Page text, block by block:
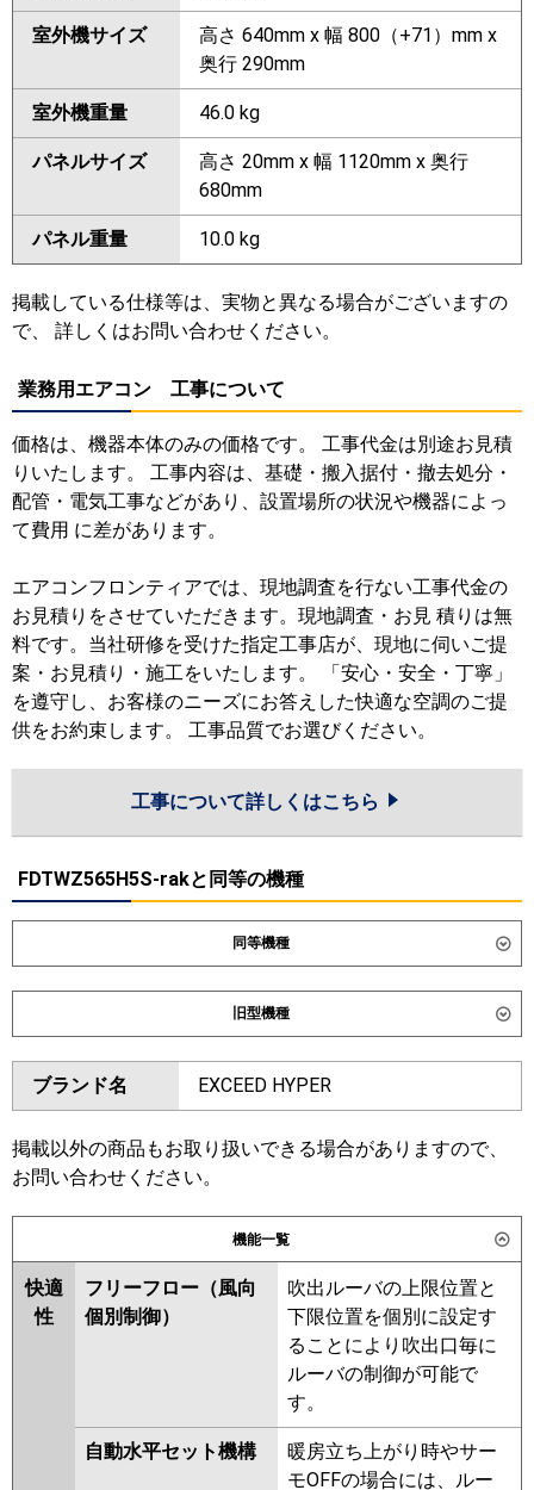
室外機サイズ
高さ 640mm x 幅 800（+71）mm x
奥行 290mm
室外機重量 46.0 kg
パネルサイズ
高さ 20mm x 幅 1120mm x 奥行
680mm
パネル重量 10.0 kg
掲載している仕様等は、実物と異なる場合がございますの
で、 詳しくはお問い合わせください。
業務用エアコン 工事について
価格は、機器本体のみの価格です。 工事代金は別途お見積
りいたします。 工事内容は、基礎・搬入据付・撤去処分・
配管・電気工事などがあり、設置場所の状況や機器によっ
て費用 に差があります。
エアコンフロンティアでは、現地調査を行ない工事代金の
お見積りをさせていただきます。現地調査・お見 積りは無
料です。当社研修を受けた指定工事店が、現地に伺いご提
案・お見積り・施工をいたします。 「安心・安全・丁寧」
を遵守し、お客様のニーズにお答えした快適な空調のご提
供をお約束します。 工事品質でお選びください。
工事について詳しくはこちら
FDTWZ565H5S-rakと同等の機種
同等機種
ダイキン SSRG56DNT SSRG56DT
東芝 GWXA05613MUB GWXA05613XU
三菱電機 PLZ-ZRMP56L6
ZRMP56LF6
日立 RCID-GP56RGH8
三菱重工 FDTWZ566H6S FDTWZ566H6S-
パナソニック PA-P56L7GC PA-P56L7GNC
旧型機種
ダイキン SSRG56CT SSRG56CNT
SSRG56BYNT SSRG56BYT
SSRG56BJT SSRG56BJNT
SSRG56BFNT SSRG56BFT
SSRG56BCT
東芝 RWXA05633MUB RWXA05633XU
RWXA05633MU
三菱電機 PLZ-ZRMP56L5
PLZ-ZRMP56LF5
PLZ-ZRMP56L4 PLZ-ZRMP56LF4
PLZ-ZRMP56LF3 PLZ-ZRMP56L3
PLZ-ZRMP56LF2 PLZ-ZRMP56L2
PLZ-ZRMP56LFZ
ZRMP56LZ PLZ-ZRMP56LFY
PLZ-ZRMP56LY PLZ-ZRMP56LFV
ブランド名 EXCEED HYPER
掲載以外の商品もお取り扱いできる場合がありますので、
お問い合わせください。
機能一覧
快適
性
フリーフロー（風向
個別制御）
吹出ルーバの上限位置と
下限位置を個別に設定す
ることにより吹出口毎に
ルーバの制御が可能で
す。
自動水平セット機構
暖房立ち上がり時やサー
モOFFの場合には、ルー